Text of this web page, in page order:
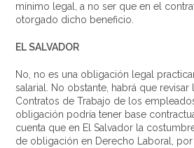
mínimo legal, a no ser que en el
otorgado dicho beneficio.
EL SALVADOR
No, no es una obligación legal
salarial. No obstante, habrá que
Contratos de Trabajo de los
obligación podría tener base
cuenta que en El Salvador la
de obligación en Derecho Laboral,